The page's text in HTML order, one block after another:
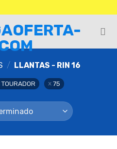
/ LLANTAS - RIN 16
TOURADOR 75